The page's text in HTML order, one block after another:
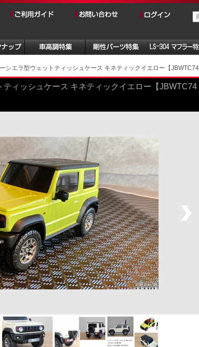
ーシエラ型ウェットティッシュケース キネティックイエロー【
ティッシュケース キネティックイエロー【JBWTC74